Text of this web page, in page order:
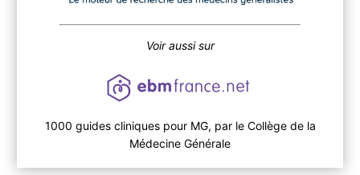
Voir aussi sur
1000 guides cliniques pour MG, par le Collège de la
Médecine Générale